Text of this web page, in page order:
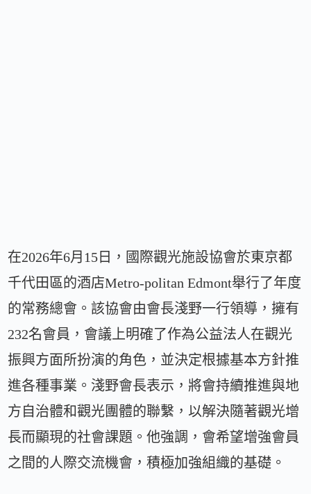
在2026年6月15日，國際觀光施設協會於東京都
千代田區的酒店Metro-politan Edmont舉行了年度
的常務總會。該協會由會長淺野一行領導，擁有
232名會員，會議上明確了作為公益法人在觀光
振興方面所扮演的角色，並決定根據基本方針推
進各種事業。淺野會長表示，將會持續推進與地
方自治體和觀光團體的聯繫，以解決隨著觀光增
長而顯現的社會課題。他強調，會希望增強會員
之間的人際交流機會，積極加強組織的基礎。